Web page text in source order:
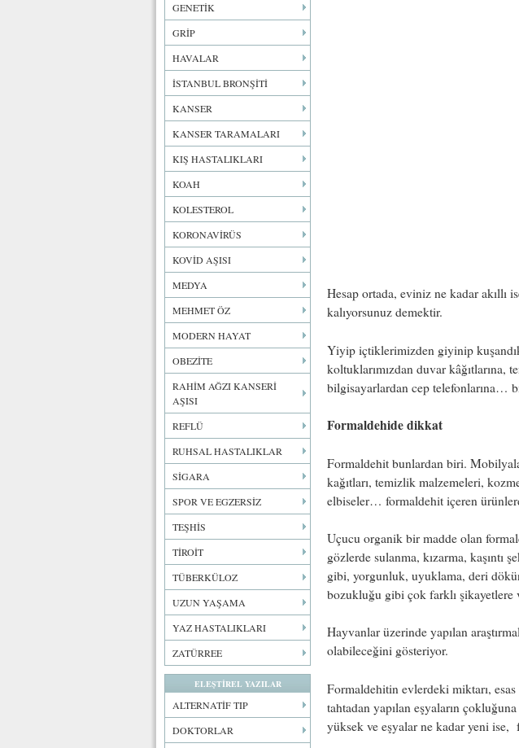
GENETİK
GRİP
HAVALAR
İSTANBUL BRONŞİTİ
KANSER
KANSER TARAMALARI
KIŞ HASTALIKLARI
KOAH
KOLESTEROL
KORONAVİRÜS
KOVİD AŞISI
MEDYA
MEHMET ÖZ
MODERN HAYAT
OBEZİTE
RAHİM AĞZI KANSERİ
AŞISI
REFLÜ
RUHSAL HASTALIKLAR
SİGARA
SPOR VE EGZERSİZ
TEŞHİS
TİROİT
TÜBERKÜLOZ
UZUN YAŞAMA
YAZ HASTALIKLARI
ZATÜRREE
ELEŞTİREL YAZILAR
ALTERNATİF TIP
DOKTORLAR
Hesap ortada, eviniz ne kadar akıllı
kalıyorsunuz demektir.
Yiyip içtiklerimizden giyinip
koltuklarımızdan duvar
bilgisayarlardan cep telefonlarına…
Formaldehide dikkat
Formaldehit bunlardan biri.
kağıtları, temizlik malzemeleri,
elbiseler… formaldehit içeren
Uçucu organik bir madde olan
gözlerde sulanma, kızarma, kaşıntı
gibi, yorgunluk, uyuklama, deri
bozukluğu gibi çok farklı şikayetlere
Hayvanlar üzerinde yapılan
olabileceğini gösteriyor.
Formaldehitin evlerdeki miktarı,
tahtadan yapılan eşyaların
yüksek ve eşyalar ne kadar yeni ise,